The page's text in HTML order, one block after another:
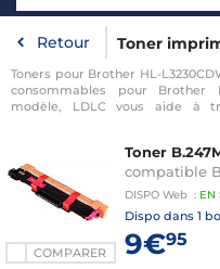
Retour
Toners pour Brother HL-
consommables pour Brother
modèle, LDLC vous aide à
COMPARER
Toner
compatible
DISPO Web : EN
Dispo dans 1
9€95